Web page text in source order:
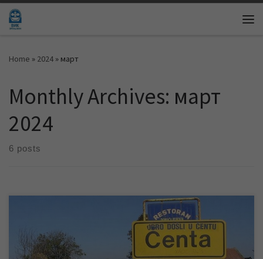
Skip to content
Home » 2024 » март
Monthly Archives: март
2024
6 posts
Због радова Електродистрибуције Панчево насељено место
Чента ће у четвртак остати без електричне енергије, што ће